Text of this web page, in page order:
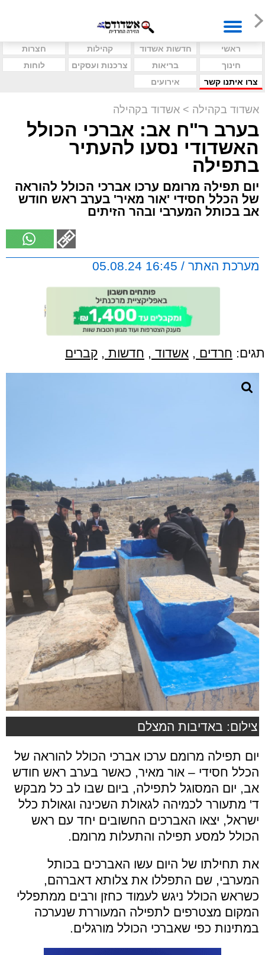
ראשי חדשות אשדוד קהילות
חצרות
חינוך
בריאות צרכנות ועסקים
לוחות
צרו איתנו קשר
אירועים
אשדוד בקהילה > אשדוד בקהילה
בערב ר"ח אב: אברכי הכולל
האשדודי נסעו להעתיר
בתפילה
יום תפילה מרומם ערכו אברכי הכולל להוראה
של הכלל חסידי 'אור מאיר' בערב ראש חודש
אב בכותל המערבי ובהר הזיתים
מערכת האתר / 16:45 05.08.24
תגים: חרדים , אשדוד , חדשות , קברים
צילום: באדיבות המצלם
יום תפילה מרומם ערכו אברכי הכולל להוראה של
הכלל חסידי – אור מאיר, כאשר בערב ראש חודש
אב, יום המסוגל לתפילה, ביום שבו לב כל מבקש
ד' מתעורר לכמיהה לגאולת השכינה וגאולת כלל
ישראל, יצאו האברכים החשובים יחד עם ראש
הכולל למסע תפילה והתעלות מרומם.
את תחילתו של היום עשו האברכים בכותל
המערבי, שם התפללו את צלותא דאברהם,
כשראש הכולל ניגש לעמוד כחזן ורבים ממתפללי
המקום מצטרפים לתפילה המעוררת שנערכה
במתינות כפי שאברכי הכולל מורגלים.